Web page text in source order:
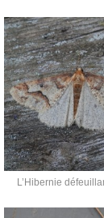
L’Hibernie